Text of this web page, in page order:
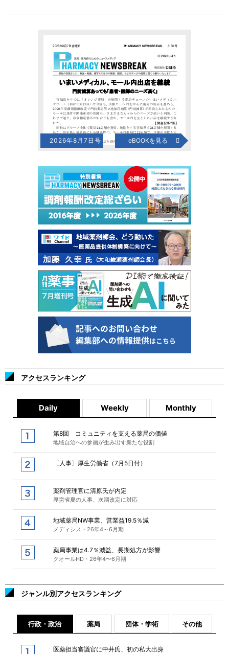
2026年8月7日号 eBOOKを見る
アクセスランキング
Daily Weekly Monthly
第8回 コミュニティを支える薬局の価値
地域自治への参画が生み出す新たな役割
〔人事〕厚生労働省（7月5日付）
薬剤管理官に清原氏が内定
厚労省夏の人事、次期改定に対応
地域薬局NW事業、営業益19.5％減
メディシス・26年4～6月期
薬局事業は4.7％減益、長期処方が影響
クオールHD・26年4〜6月期
ジャンル別アクセスランキング
行政・政治 薬局 団体・学術 その他
医薬担当審議官に中井氏、初の私大出身